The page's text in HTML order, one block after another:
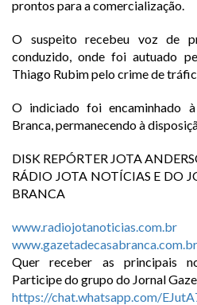
prontos para a comercialização.
O suspeito recebeu voz de
conduzido, onde foi autuado
Thiago Rubim pelo crime de
O indiciado foi encaminhado
Branca, permanecendo à
DISK REPÓRTER JOTA
RÁDIO JOTA NOTÍCIAS E DO
BRANCA
www.radiojotanoticias.com.br
www.gazetadecasabranca.com.br
Quer receber as principais
Participe do grupo do Jornal
https://chat.whatsapp.com/